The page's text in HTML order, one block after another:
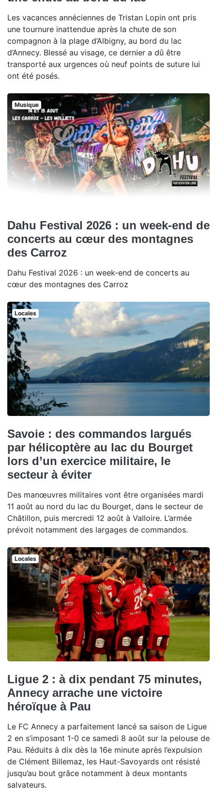
Les vacances annéciennes de Tristan Lopin ont pris
une tournure inattendue après la chute de son
compagnon à la plage d’Albigny, au bord du lac
d’Annecy. Blessé au visage, ce dernier a dû être
transporté aux urgences où neuf points de suture lui
ont été posés.
Musique
Dahu Festival 2026 : un week-end de
concerts au cœur des montagnes
des Carroz
Dahu Festival 2026 : un week-end de concerts au
cœur des montagnes des Carroz
Locales
Savoie : des commandos largués
par hélicoptère au lac du Bourget
lors d’un exercice militaire, le
secteur à éviter
Des manœuvres militaires vont être organisées mardi
11 août au nord du lac du Bourget, dans le secteur de
Châtillon, puis mercredi 12 août à Valloire. L’armée
prévoit notamment des largages de commandos.
Locales
Ligue 2 : à dix pendant 75 minutes,
Annecy arrache une victoire
héroïque à Pau
Le FC Annecy a parfaitement lancé sa saison de Ligue
2 en s’imposant 1-0 ce samedi 8 août sur la pelouse de
Pau. Réduits à dix dès la 16e minute après l’expulsion
de Clément Billemaz, les Haut-Savoyards ont résisté
jusqu’au bout grâce notamment à deux montants
salvateurs.